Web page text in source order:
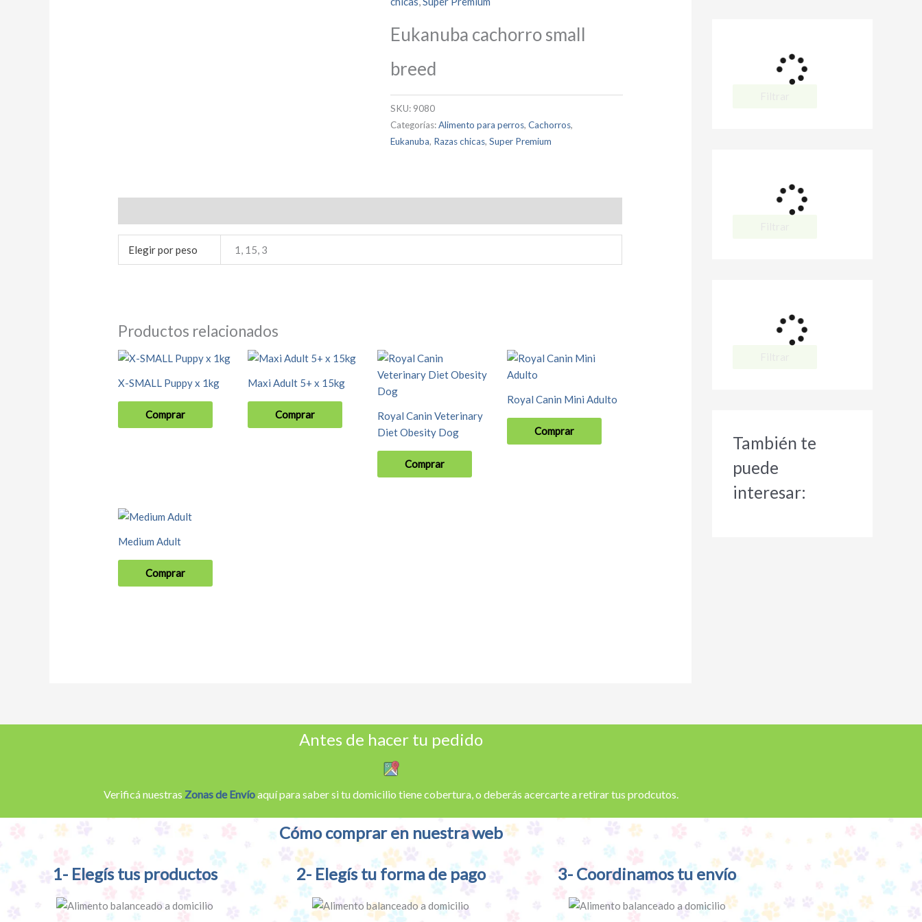
Eukanuba cachorro small
breed
SKU: 9080
Categorías:Alimento para perros,Cachorros,
Eukanuba, Razas chicas,Super Premium
Elegir por peso 1, 15, 3
Productos relacionados
X-SMALL Puppy x 1kg
Comprar
Maxi Adult 5+ x 15kg
Comprar
Royal Canin Veterinary
Diet Obesity Dog
Comprar
Royal Canin Mini Adulto
Comprar
Medium Adult
Comprar
También te
puede
interesar:
Antes de hacer tu pedido
Verificá nuestras Zonas de Envíoaquí para saber si tu domicilio tiene cobertura, o deberás acercarte a retirar tus prodcutos.
Cómo comprar en nuestra web
1- Elegís tus productos 2- Elegís tu forma de pago 3- Coordinamos tu envío